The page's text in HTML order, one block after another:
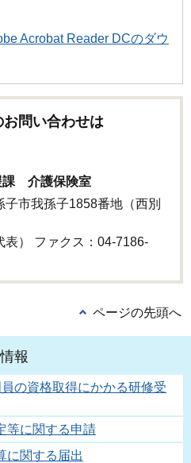
Acrobat Reader DCのダウ
問い合わせは
課 介護保険室
市我孫子1858番地（西別
表） ファクス：04-7186-
ページの先頭へ
報
の資格取得にかかる研修受
等に関する申請
に関する届出